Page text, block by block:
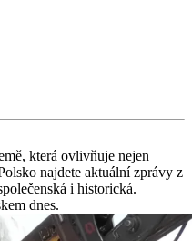
která ovlivňuje nejen
najdete aktuální zprávy z
i historická.
dnes.